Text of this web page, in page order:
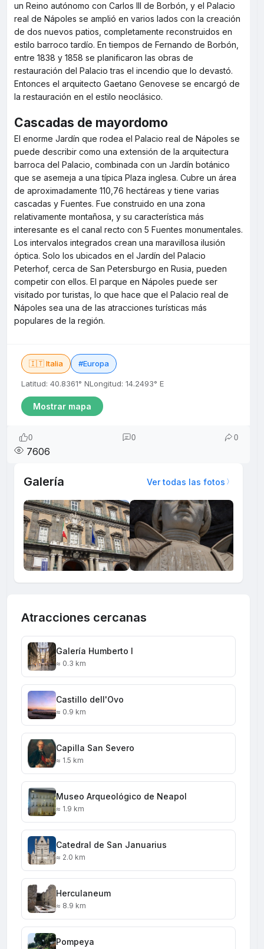
un Reino autónomo con Carlos III de Borbón, y el Palacio
real de Nápoles se amplió en varios lados con la creación
de dos nuevos patios, completamente reconstruidos en
estilo barroco tardío. En tiempos de Fernando de Borbón,
entre 1838 y 1858 se planificaron las obras de
restauración del Palacio tras el incendio que lo devastó.
Entonces el arquitecto Gaetano Genovese se encargó de
la restauración en el estilo neoclásico.
Cascadas de mayordomo
El enorme Jardín que rodea el Palacio real de Nápoles se
puede describir como una extensión de la arquitectura
barroca del Palacio, combinada con un Jardín botánico
que se asemeja a una típica Plaza inglesa. Cubre un área
de aproximadamente 110,76 hectáreas y tiene varias
cascadas y Fuentes. Fue construido en una zona
relativamente montañosa, y su característica más
interesante es el canal recto con 5 Fuentes monumentales.
Los intervalos integrados crean una maravillosa ilusión
óptica. Solo los ubicados en el Jardín del Palacio
Peterhof, cerca de San Petersburgo en Rusia, pueden
competir con ellos. El parque en Nápoles puede ser
visitado por turistas, lo que hace que el Palacio real de
Nápoles sea una de las atracciones turísticas más
populares de la región.
🇮🇹 Italia #Europa
Latitud: 40.8361° NLongitud: 14.2493° E
Mostrar mapa
0 0 0
7606
Galería Ver todas las fotos
Atracciones cercanas
Galería Humberto I
≈ 0.3 km
Castillo dell'Ovo
≈ 0.9 km
Capilla San Severo
≈ 1.5 km
Museo Arqueológico de Neapol
≈ 1.9 km
Catedral de San Januarius
≈ 2.0 km
Herculaneum
≈ 8.9 km
Pompeya